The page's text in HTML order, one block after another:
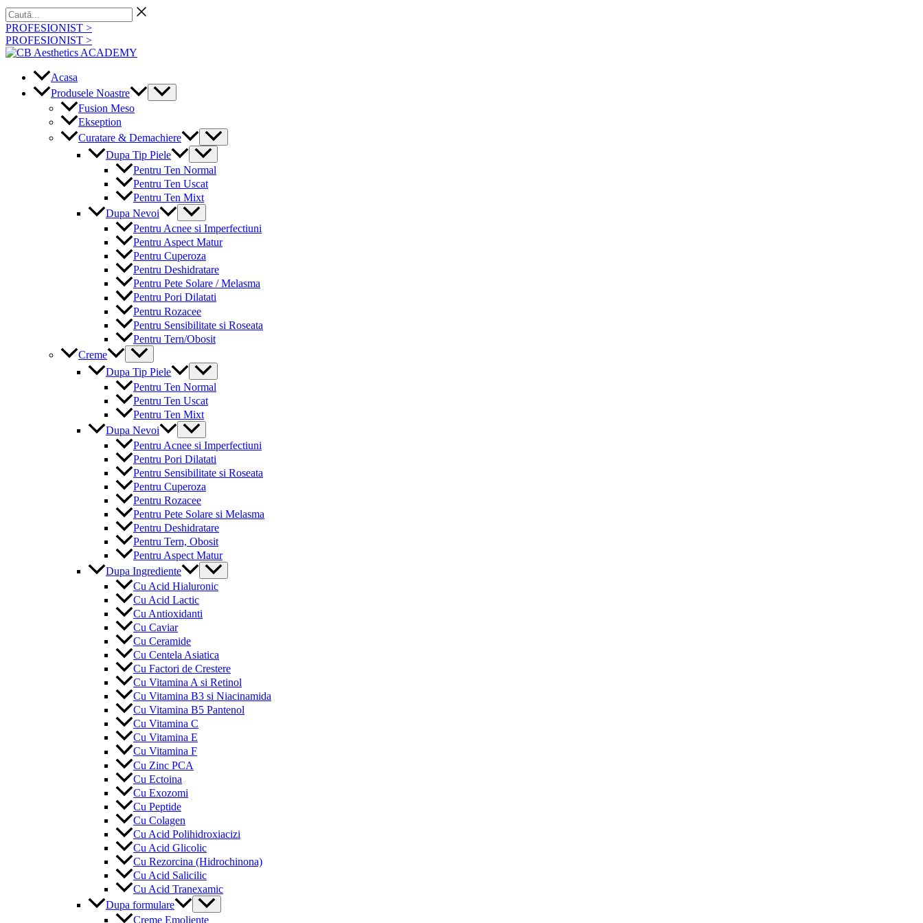
Skip
to
content
Caută...
PROFESIONIST >
PROFESIONIST >
Acasa
Produsele Noastre
Menu
Toggle
Fusion Meso
Ekseption
Curatare & Demachiere
Menu
Toggle
Dupa Tip Piele
Menu
Toggle
Pentru Ten Normal
Pentru Ten Uscat
Pentru Ten Mixt
Dupa Nevoi
Menu
Toggle
Pentru Acnee si Imperfectiuni
Pentru Aspect Matur
Pentru Cuperoza
Pentru Deshidratare
Pentru Pete Solare / Melasma
Pentru Pori Dilatati
Pentru Rozacee
Pentru Sensibilitate si Roseata
Pentru Tern/Obosit
Creme
Menu
Toggle
Dupa Tip Piele
Menu
Toggle
Pentru Ten Normal
Pentru Ten Uscat
Pentru Ten Mixt
Dupa Nevoi
Menu
Toggle
Pentru Acnee si Imperfectiuni
Pentru Pori Dilatati
Pentru Sensibilitate si Roseata
Pentru Cuperoza
Pentru Rozacee
Pentru Pete Solare si Melasma
Pentru Deshidratare
Pentru Tern, Obosit
Pentru Aspect Matur
Dupa Ingrediente
Menu
Toggle
Cu Acid Hialuronic
Cu Acid Lactic
Cu Antioxidanti
Cu Caviar
Cu Ceramide
Cu Centela Asiatica
Cu Factori de Crestere
Cu Vitamina A si Retinol
Cu Vitamina B3 si Niacinamida
Cu Vitamina B5 Pantenol
Cu Vitamina C
Cu Vitamina E
Cu Vitamina F
Cu Zinc PCA
Cu Ectoina
Cu Exozomi
Cu Peptide
Cu Colagen
Cu Acid Polihidroxiacizi
Cu Acid Glicolic
Cu Rezorcina (Hidrochinona)
Cu Acid Salicilic
Cu Acid Tranexamic
Dupa formulare
Menu
Toggle
Creme Emoliente